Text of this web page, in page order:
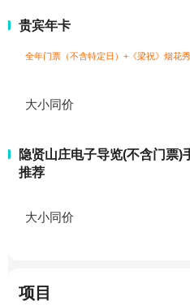
贵宾年卡
大小同价
隐贤山庄电子导览(不含门票)
推荐
大小同价
项目